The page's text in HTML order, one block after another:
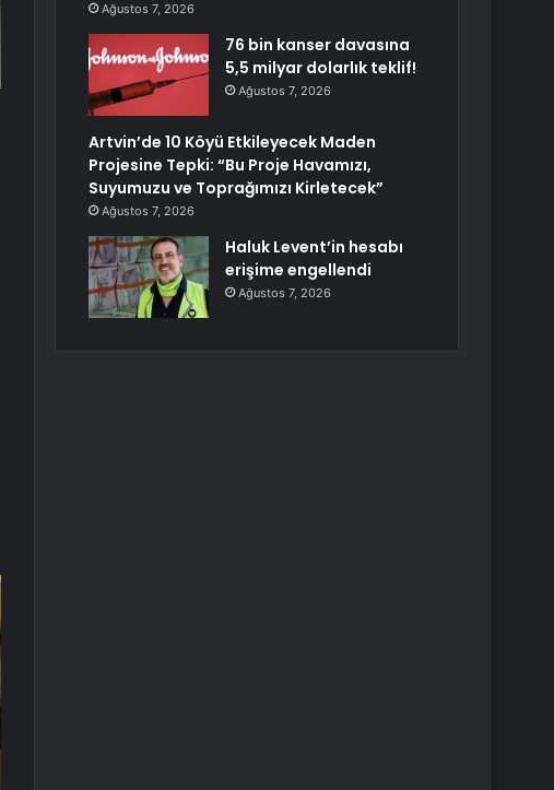
Ağustos 7, 2026
76 bin kanser davasına
5,5 milyar dolarlık teklif!
Ağustos 7, 2026
Artvin’de 10 Köyü Etkileyecek Maden
Projesine Tepki: “Bu Proje Havamızı,
Suyumuzu ve Toprağımızı Kirletecek”
Ağustos 7, 2026
Haluk Levent’in hesabı
erişime engellendi
Ağustos 7, 2026